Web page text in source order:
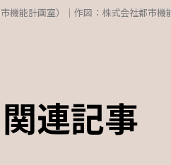
機能計画室）｜作図：株式会社都市機
関連記事